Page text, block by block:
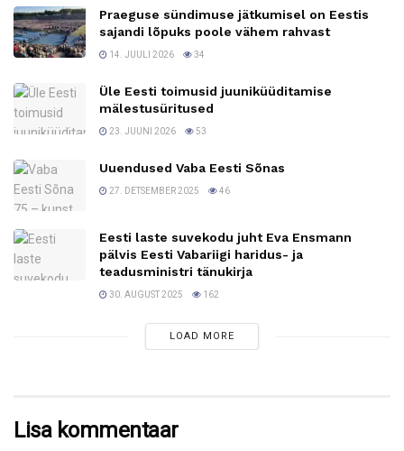
Praeguse sündimuse jätkumisel on Eestis
sajandi lõpuks poole vähem rahvast
14. JUULI 2026 34
Üle Eesti toimusid juuniküüditamise
mälestusüritused
23. JUUNI 2026 53
Uuendused Vaba Eesti Sõnas
27. DETSEMBER 2025 46
Eesti laste suvekodu juht Eva Ensmann
pälvis Eesti Vabariigi haridus- ja
teadusministri tänukirja
30. AUGUST 2025 162
LOAD MORE
Lisa kommentaar